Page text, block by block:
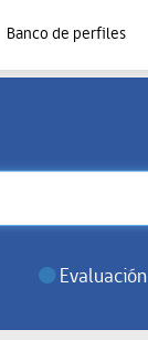
Banco de perfiles
Evaluación